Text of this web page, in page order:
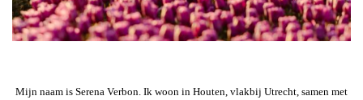
Mijn naam is Serena Verbon. Ik woon in Houten, vlakbij Utrecht, samen met